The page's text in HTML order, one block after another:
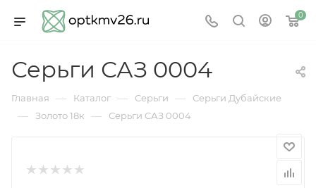
0
Серьги САЗ 0004
Главная — Каталог — Серьги — Серьги Дубайские
— Золото 18к — Серьги САЗ 0004